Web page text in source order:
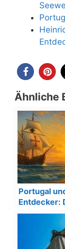
Ähnliche
Portugal
Entdecker:
der großen